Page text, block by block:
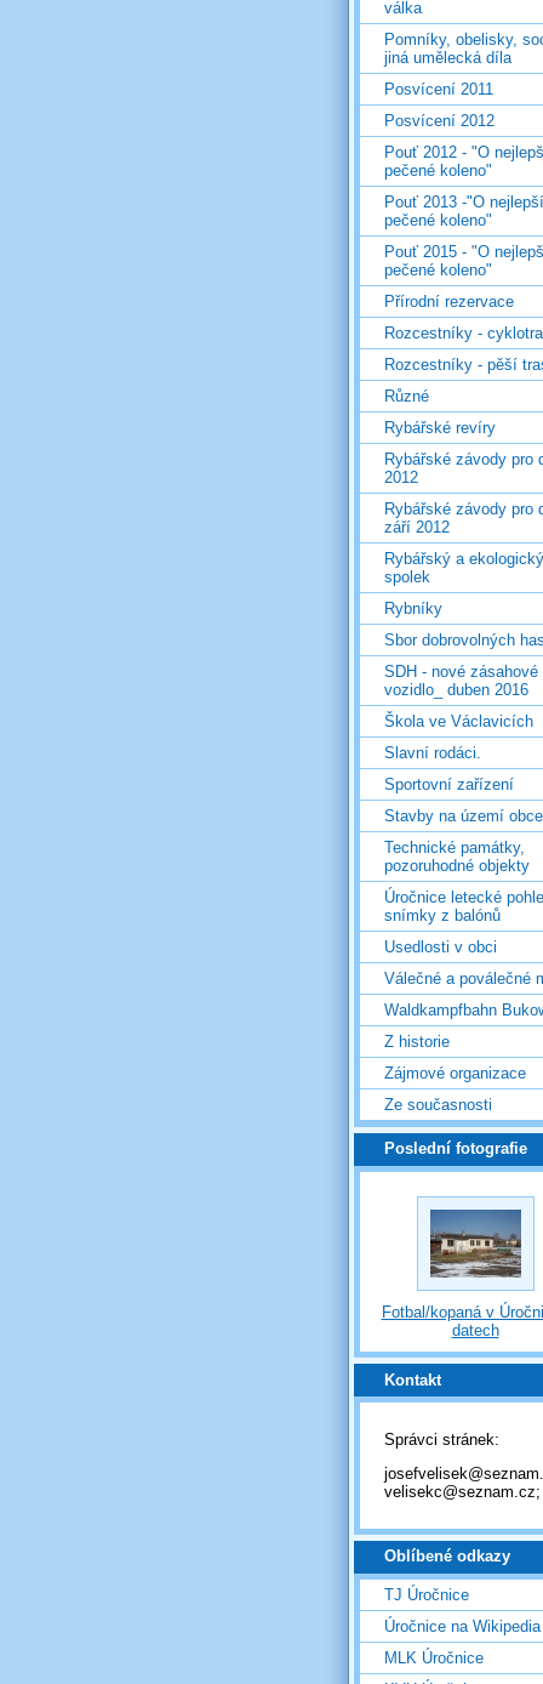
válka
Pomníky, obelisky,
jiná umělecká díla
Posvícení 2011
Posvícení 2012
Pouť 2012 - "O
pečené koleno"
Pouť 2013 -"O nejlepší
pečené koleno"
Pouť 2015 - "O
pečené koleno"
Přírodní rezervace
Rozcestníky -
Rozcestníky - pěší
Různé
Rybářské revíry
Rybářské závody pro
2012
Rybářské závody pro
září 2012
Rybářský a ekologický
spolek
Rybníky
Sbor dobrovolných
SDH - nové zásahové
vozidlo_ duben 2016
Škola ve Václavicích
Slavní rodáci.
Sportovní zařízení
Stavby na území obce
Technické památky,
pozoruhodné objekty
Úročnice letecké
snímky z balónů
Usedlosti v obci
Válečné a poválečné
Waldkampfbahn
Z historie
Zájmové organizace
Ze současnosti
Poslední fotografie
Fotbal/kopaná v
datech
Kontakt
Správci stránek:
velisekc@seznam.cz;
Oblíbené odkazy
TJ Úročnice
Úročnice na Wikipedia
MLK Úročnice